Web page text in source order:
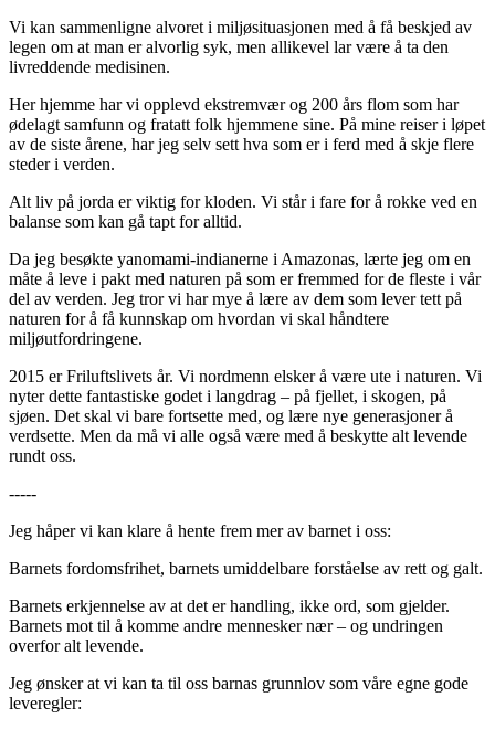
Vi kan sammenligne alvoret i miljøsituasjonen med å få beskjed av
legen om at man er alvorlig syk, men allikevel lar være å ta den
livreddende medisinen.
Her hjemme har vi opplevd ekstremvær og 200 års flom som har
ødelagt samfunn og fratatt folk hjemmene sine. På mine reiser i løpet
av de siste årene, har jeg selv sett hva som er i ferd med å skje flere
steder i verden.
Alt liv på jorda er viktig for kloden. Vi står i fare for å rokke ved en
balanse som kan gå tapt for alltid.
Da jeg besøkte yanomami-indianerne i Amazonas, lærte jeg om en
måte å leve i pakt med naturen på som er fremmed for de fleste i vår
del av verden. Jeg tror vi har mye å lære av dem som lever tett på
naturen for å få kunnskap om hvordan vi skal håndtere
miljøutfordringene.
2015 er Friluftslivets år. Vi nordmenn elsker å være ute i naturen. Vi
nyter dette fantastiske godet i langdrag – på fjellet, i skogen, på
sjøen. Det skal vi bare fortsette med, og lære nye generasjoner å
verdsette. Men da må vi alle også være med å beskytte alt levende
rundt oss.
-----
Jeg håper vi kan klare å hente frem mer av barnet i oss:
Barnets fordomsfrihet, barnets umiddelbare forståelse av rett og galt.
Barnets erkjennelse av at det er handling, ikke ord, som gjelder.
Barnets mot til å komme andre mennesker nær – og undringen
overfor alt levende.
Jeg ønsker at vi kan ta til oss barnas grunnlov som våre egne gode
leveregler: